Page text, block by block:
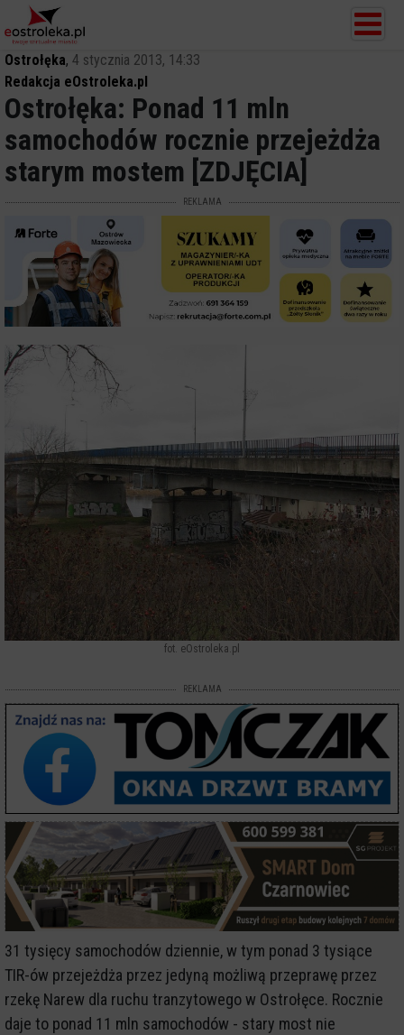
Ostrołęka, 4 stycznia 2013, 14:33
Redakcja eOstroleka.pl
Ostrołęka: Ponad 11 mln
samochodów rocznie przejeżdża
starym mostem [ZDJĘCIA]
REKLAMA
fot. eOstroleka.pl
REKLAMA
31 tysięcy samochodów dziennie, w tym ponad 3 tysiące
TIR-ów przejeżdża przez jedyną możliwą przeprawę przez
rzekę Narew dla ruchu tranzytowego w Ostrołęce. Rocznie
daje to ponad 11 mln samochodów - stary most nie